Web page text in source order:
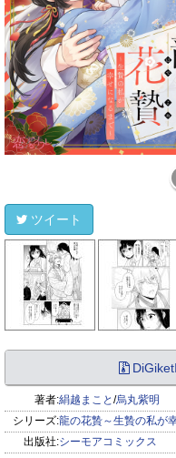
ツイート
著者:絹越まこと /烏丸紫明
シリーズ:龍の花贄～生贄の私が
出版社:シーモアコミックス